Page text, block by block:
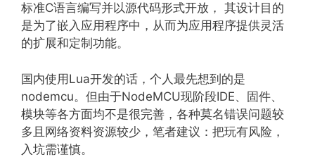
标准C语言编写并以源代码形式开放， 其设计目的
是为了嵌入应用程序中，从而为应用程序提供灵活
的扩展和定制功能。
国内使用Lua开发的话，个人最先想到的是
nodemcu。但由于NodeMCU现阶段IDE、固件、
模块等各方面均不是很完善，各种莫名错误问题较
多且网络资料资源较少，笔者建议：把玩有风险，
入坑需谨慎。